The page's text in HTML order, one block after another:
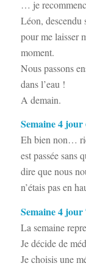
… je
Léon, descendu
pour me laisser
moment.
Nous passons
dans l’eau !
A demain.
Semaine 4 jour
Eh bien non…
est passée sans
dire que nous
n’étais pas en
Semaine 4 jour
La semaine
Je décide de
Je choisis une